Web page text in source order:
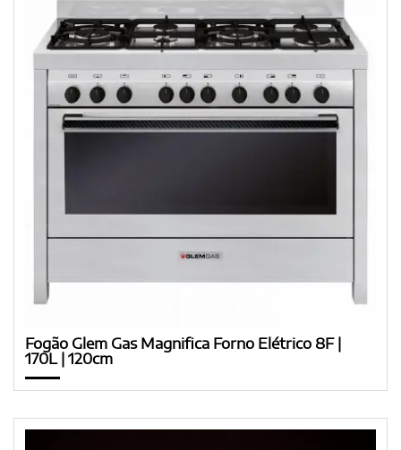
Fogão Glem Gas Magnifica Forno Elétrico 8F |
170L | 120cm